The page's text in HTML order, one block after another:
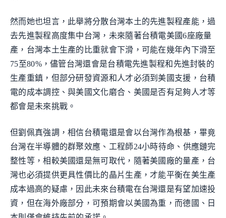
然而她也坦言，此舉將分散台灣本土的先進製程產能，過
去先進製程高度集中台灣，未來隨著台積電美國6座廠量
產，台灣本土生產的比重就會下滑，可能在幾年內下滑至
75至80%，儘管台灣還會是台積電先進製程和先進封裝的
生產重鎮，但部分研發資源和人才必須到美國支援，台積
電的成本調控、與美國文化磨合、美國是否有足夠人才等
都會是未來挑戰。
但劉佩真強調，相信台積電還是會以台灣作為根基，畢竟
台灣在半導體的群聚效應、工程師24小時待命、供應鏈完
整性等，相較美國還是無可取代，隨著美國廠的量產，台
灣也必須提供更具性價比的晶片生產，才能平衡在美生產
成本過高的疑慮，因此未來台積電在台灣還是有望加速投
資，但在海外廠部分，可預期會以美國為重，而德國、日